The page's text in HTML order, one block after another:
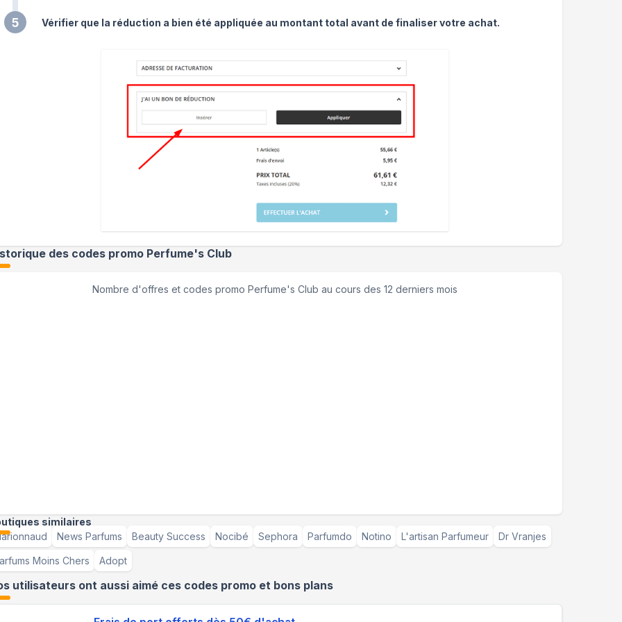
5 Vérifier que la réduction a bien été appliquée au montant total avant de finaliser votre achat.
des codes promo Perfume's Club
Nombre d'offres et codes promoPerfume's Club au cours des 12 derniers mois
similaires
News Parfums Beauty Success Nocibé Sephora Parfumdo Notino L'artisan Parfumeur Dr Vranjes
Moins Chers Adopt
utilisateurs ont aussi aimé ces codes promo et bons plans